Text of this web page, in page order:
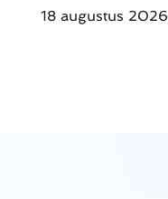
18 augustus 2026